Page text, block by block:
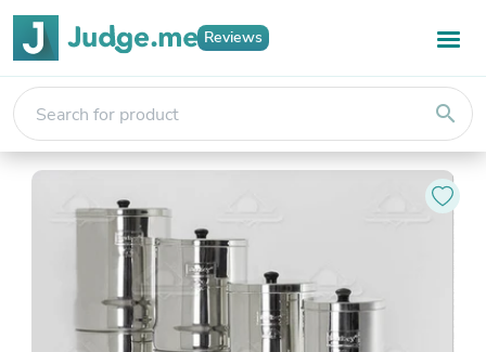
Reviews
search